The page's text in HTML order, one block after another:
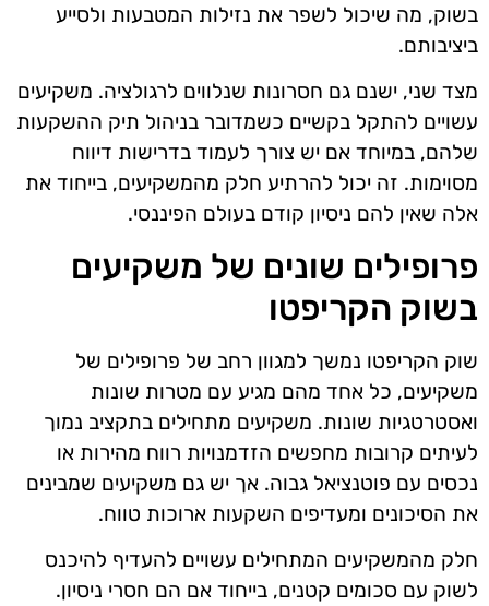
בשוק, מה שיכול לשפר את נזילות המטבעות ולסייע
ביציבותם.
מצד שני, ישנם גם חסרונות שנלווים לרגולציה. משקיעים
עשויים להתקל בקשיים כשמדובר בניהול תיק ההשקעות
שלהם, במיוחד אם יש צורך לעמוד בדרישות דיווח
מסוימות. זה יכול להרתיע חלק מהמשקיעים, בייחוד את
אלה שאין להם ניסיון קודם בעולם הפיננסי.
פרופילים שונים של משקיעים
בשוק הקריפטו
שוק הקריפטו נמשך למגוון רחב של פרופילים של
משקיעים, כל אחד מהם מגיע עם מטרות שונות
ואסטרטגיות שונות. משקיעים מתחילים בתקציב נמוך
לעיתים קרובות מחפשים הזדמנויות רווח מהירות או
נכסים עם פוטנציאל גבוה. אך יש גם משקיעים שמבינים
את הסיכונים ומעדיפים השקעות ארוכות טווח.
חלק מהמשקיעים המתחילים עשויים להעדיף להיכנס
לשוק עם סכומים קטנים, בייחוד אם הם חסרי ניסיון.